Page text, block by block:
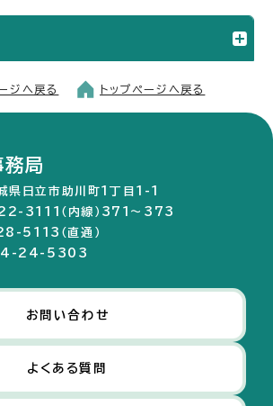
ジへ戻る トップページへ戻る
務局
日立市助川町1丁目1-1
3111（内線）371～373
5113（直通）
24-5303
お問い合わせ
よくある質問